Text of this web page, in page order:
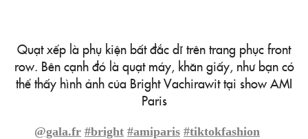
Quạt xếp là phụ kiện bất đắc dĩ trên trang phục front
row. Bên cạnh đó là quạt máy, khăn giấy, như bạn có
thể thấy hình ảnh của Bright Vachirawit tại show AMI
Paris
@gala.fr #bright #amiparis #tiktokfashion